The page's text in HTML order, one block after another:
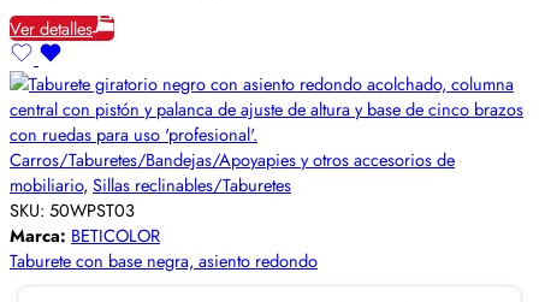
Ver detalles
Carros/Taburetes/Bandejas/Apoyapies y otros accesorios de
mobiliario, Sillas reclinables/Taburetes
SKU: 50WPST03
Marca: BETICOLOR
Taburete con base negra, asiento redondo